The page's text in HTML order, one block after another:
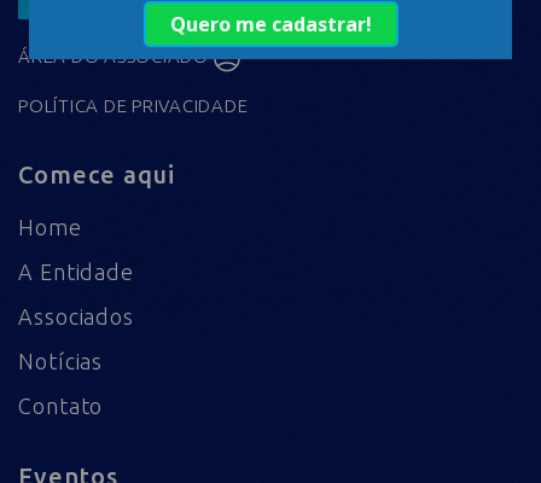
ÁREA DO ASSOCIADO
POLÍTICA DE PRIVACIDADE
Comece aqui
Home
A Entidade
Associados
Notícias
Contato
Eventos